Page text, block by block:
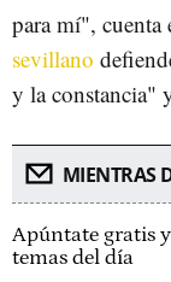
para mí",
sevillano
y la constancia"
MIENTRAS
Apúntate gratis
temas del día